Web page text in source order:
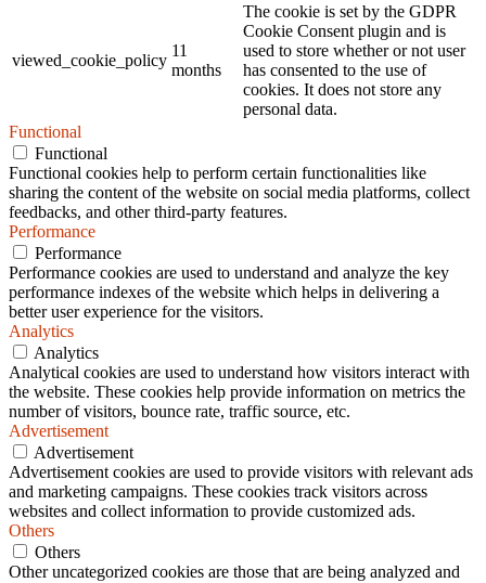
viewed_cookie_policy
11
months
The cookie is set by the GDPR
Cookie Consent plugin and is
used to store whether or not user
has consented to the use of
cookies. It does not store any
personal data.
Functional
Functional
Functional cookies help to perform certain functionalities like
sharing the content of the website on social media platforms, collect
feedbacks, and other third-party features.
Performance
Performance
Performance cookies are used to understand and analyze the key
performance indexes of the website which helps in delivering a
better user experience for the visitors.
Analytics
Analytics
Analytical cookies are used to understand how visitors interact with
the website. These cookies help provide information on metrics the
number of visitors, bounce rate, traffic source, etc.
Advertisement
Advertisement
Advertisement cookies are used to provide visitors with relevant ads
and marketing campaigns. These cookies track visitors across
websites and collect information to provide customized ads.
Others
Others
Other uncategorized cookies are those that are being analyzed and